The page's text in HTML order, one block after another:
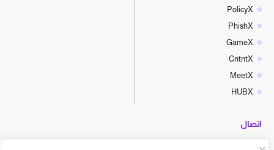
PolicyX
PhishX
GameX
CntntX
MeetX
HUBX
اتصال
hello@cyberx.world